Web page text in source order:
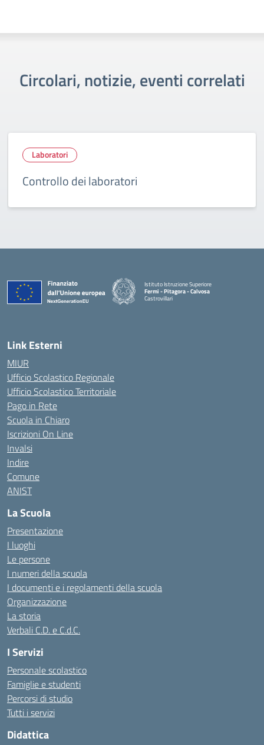
Circolari, notizie, eventi correlati
Laboratori
Controllo dei laboratori
Istituto Istruzione Superiore
Fermi - Pitagora - Calvosa
Castrovillari
Link Esterni
MIUR
Ufficio Scolastico Regionale
Ufficio Scolastico Territoriale
Pago in Rete
Scuola in Chiaro
Iscrizioni On Line
Invalsi
Indire
Comune
ANIST
La Scuola
Presentazione
I luoghi
Le persone
I numeri della scuola
I documenti e i regolamenti della scuola
Organizzazione
La storia
Verbali C.D. e C.d.C.
I Servizi
Personale scolastico
Famiglie e studenti
Percorsi di studio
Tutti i servizi
Didattica